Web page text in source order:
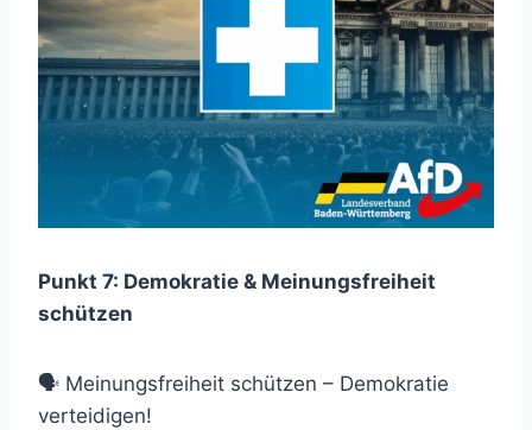
Punkt 7: Demokratie & Meinungsfreiheit
schützen
🗣 Meinungsfreiheit schützen – Demokratie
verteidigen!